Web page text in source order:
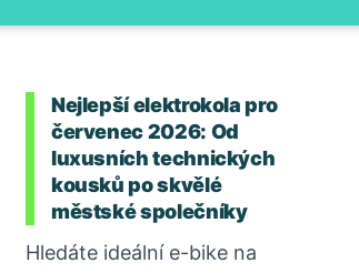
Nejlepší elektrokola pro
červenec 2026: Od
luxusních technických
kousků po skvělé
městské společníky
Hledáte ideální e-bike na